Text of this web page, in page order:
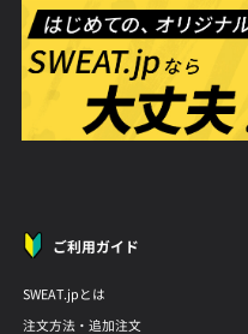
ご利用ガイド
SWEAT.jpとは
注文方法・追加注文